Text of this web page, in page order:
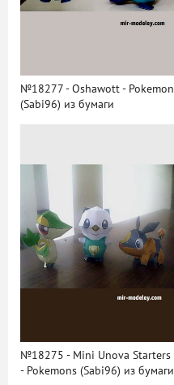
№18277 - Oshawott - Pokemon
(Sabi96) из бумаги
№18275 - Mini Unova Starters
- Pokemons (Sabi96) из бумаги